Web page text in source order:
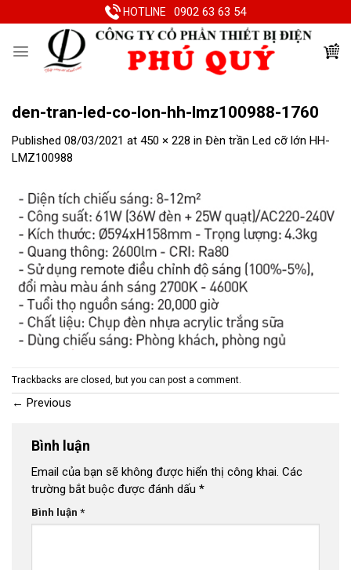
to
HOTLINE 0902 63 63 54
den-tran-led-co-lon-hh-lmz100988-1760
Published 08/03/2021 at 450 × 228 in Đèn trần Led cỡ lớn HH-
LMZ100988
Trackbacks are closed, but you can post a comment.
← Previous
Bình luận
Email của bạn sẽ không được hiển thị công khai. Các
trường bắt buộc được đánh dấu *
Bình luận *